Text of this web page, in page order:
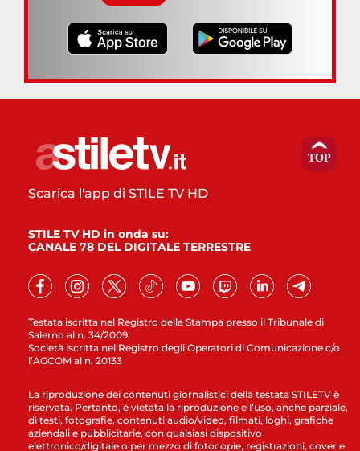
Testata iscritta nel Registro della Stampa presso il Tribunale di
Salerno al n. 34/2009
Società iscritta nel Registro degli Operatori di Comunicazione c/o
l’AGCOM al n. 20133
Scarica l'app di STILE TV HD
STILE TV HD in onda su:
CANALE 78 DEL DIGITALE TERRESTRE
La riproduzione dei contenuti giornalistici della testata STILETV è
riservata. Pertanto, è vietata la riproduzione e l’uso, anche parziale,
di testi, fotografie, contenuti audio/video, filmati, loghi, grafiche
aziendali e pubblicitarie, con qualsiasi dispositivo
elettronico/digitale o per mezzo di fotocopie, registrazioni, cover e